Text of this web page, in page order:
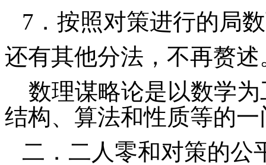
7 ．按照对策进行的局
还有其他分法，不再赘述
数理谋略论是以数学
结构、算法和性质等的
二．二人零和对策的公